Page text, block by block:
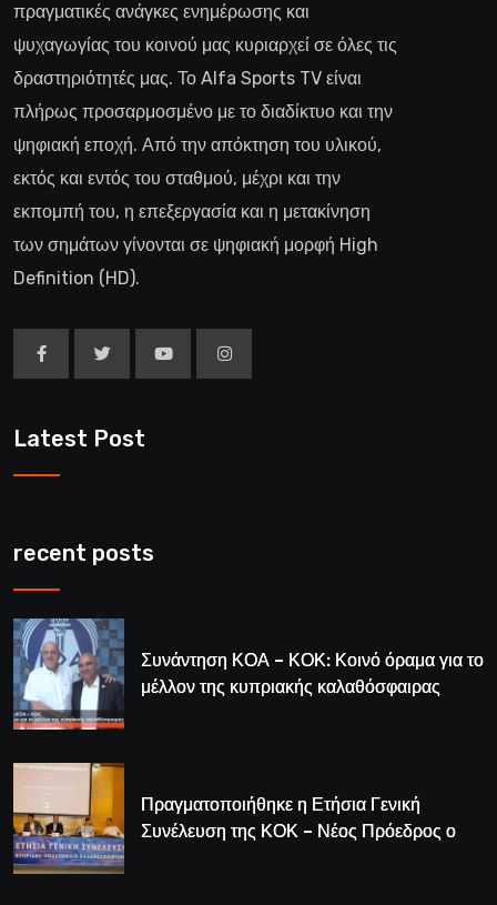
πραγματικές ανάγκες ενημέρωσης και
ψυχαγωγίας του κοινού μας κυριαρχεί σε όλες τις
δραστηριότητές μας. Το Alfa Sports TV είναι
πλήρως προσαρμοσμένο με το διαδίκτυο και την
ψηφιακή εποχή. Από την απόκτηση του υλικού,
εκτός και εντός του σταθμού, μέχρι και την
εκπομπή του, η επεξεργασία και η μετακίνηση
των σημάτων γίνονται σε ψηφιακή μορφή High
Definition (HD).
Latest Post
recent posts
Συνάντηση ΚΟΑ – ΚΟΚ: Κοινό όραμα για το
μέλλον της κυπριακής καλαθόσφαιρας
Πραγματοποιήθηκε η Ετήσια Γενική
Συνέλευση της ΚΟΚ – Νέος Πρόεδρος ο